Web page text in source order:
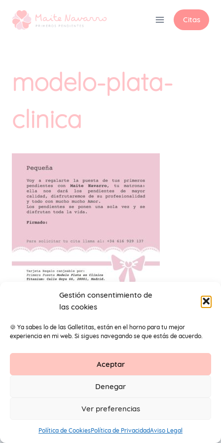
Gestión consentimiento de
las cookies
🍪 Ya sabes lo de las Galletitas, están en el horno para tu mejor
experiencia en mi web. Si sigues navegando se que estás de acuerdo.
Aceptar
Denegar
Ver preferencias
Política de CookiesPolítica de PrivacidadAviso Legal
Citas
modelo-plata-
clinica
modelo-plata-clinica 6
Aviso Legal Protección de datos
© 2026 Primeros Pendientes by Maite Navarro. Todos los
derechos reservados.